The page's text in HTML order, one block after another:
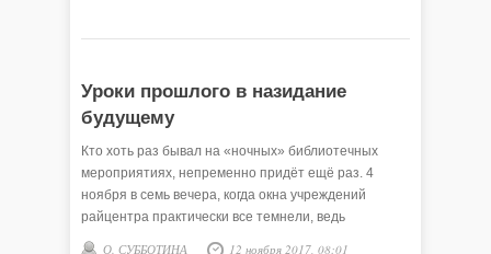
Уроки прошлого в назидание
будущему
Кто хоть раз бывал на «ночных» библиотечных
мероприятиях, непременно придёт ещё раз. 4
ноября в семь вечера, когда окна учреждений
райцентра практически все темнели, ведь
выходной, библиотека призывно горела тёплым
О. СУББОТИНА 12 ноября 2017, 08:01